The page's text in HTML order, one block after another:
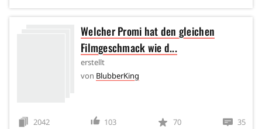
Welcher Promi hat den gleichen
Filmgeschmack wie d...
erstellt
von BlubberKing
2042 103 70 35